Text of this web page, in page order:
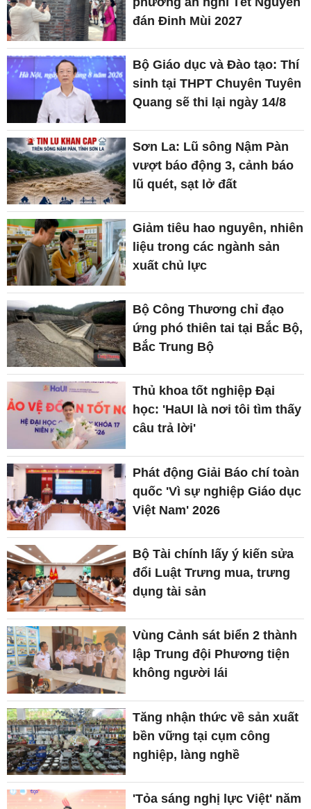
đán Đinh Mùi 2027
Bộ Giáo dục và Đào tạo: Thí
sinh tại THPT Chuyên Tuyên
Quang sẽ thi lại ngày 14/8
Sơn La: Lũ sông Nậm Pàn
vượt báo động 3, cảnh báo
lũ quét, sạt lở đất
Giảm tiêu hao nguyên, nhiên
liệu trong các ngành sản
xuất chủ lực
Bộ Công Thương chỉ đạo
ứng phó thiên tai tại Bắc Bộ,
Bắc Trung Bộ
Thủ khoa tốt nghiệp Đại
học: 'HaUI là nơi tôi tìm thấy
câu trả lời'
Phát động Giải Báo chí toàn
quốc 'Vì sự nghiệp Giáo dục
Việt Nam' 2026
Bộ Tài chính lấy ý kiến sửa
đổi Luật Trưng mua, trưng
dụng tài sản
Vùng Cảnh sát biển 2 thành
lập Trung đội Phương tiện
không người lái
Tăng nhận thức về sản xuất
bền vững tại cụm công
nghiệp, làng nghề
'Tỏa sáng nghị lực Việt' năm